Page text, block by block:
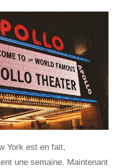
York est en fait,
une semaine. Maintenant